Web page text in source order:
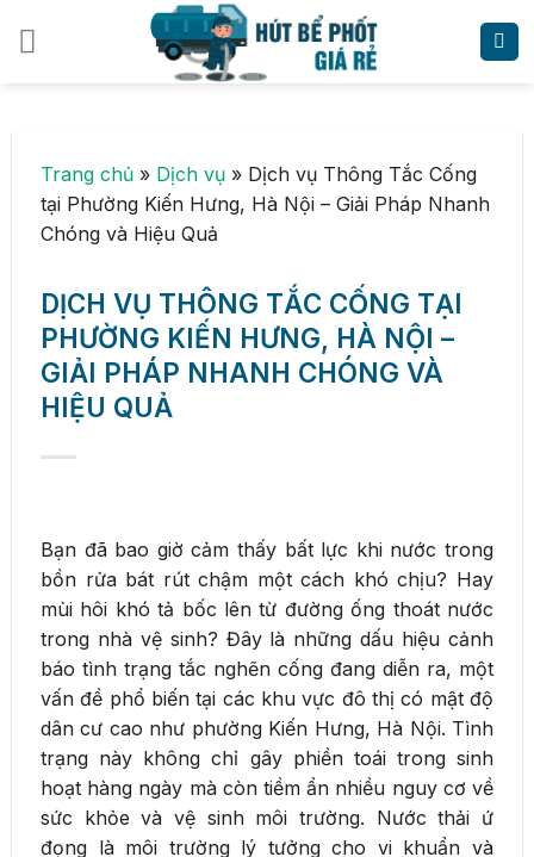
Trang chủ » Dịch vụ » Dịch vụ Thông Tắc Cống
tại Phường Kiến Hưng, Hà Nội – Giải Pháp Nhanh
Chóng và Hiệu Quả
DỊCH VỤ THÔNG TẮC CỐNG TẠI
PHƯỜNG KIẾN HƯNG, HÀ NỘI –
GIẢI PHÁP NHANH CHÓNG VÀ
HIỆU QUẢ
Bạn đã bao giờ cảm thấy bất lực khi nước trong
bồn rửa bát rút chậm một cách khó chịu? Hay
mùi hôi khó tả bốc lên từ đường ống thoát nước
trong nhà vệ sinh? Đây là những dấu hiệu cảnh
báo tình trạng tắc nghẽn cống đang diễn ra, một
vấn đề phổ biến tại các khu vực đô thị có mật độ
dân cư cao như phường Kiến Hưng, Hà Nội. Tình
trạng này không chỉ gây phiền toái trong sinh
hoạt hàng ngày mà còn tiềm ẩn nhiều nguy cơ về
sức khỏe và vệ sinh môi trường. Nước thải ứ
đọng là môi trường lý tưởng cho vi khuẩn và